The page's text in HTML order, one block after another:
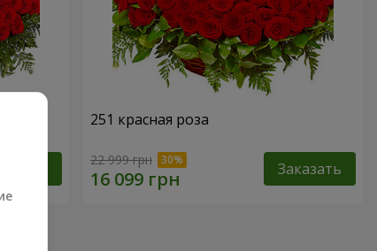
251 красная роза
22 999 грн Заказать